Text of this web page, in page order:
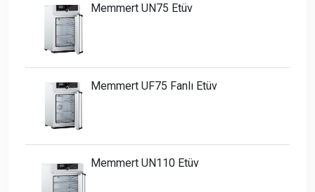
Memmert UN75 Etüv
Memmert UF75 Fanlı Etüv
Memmert UN110 Etüv